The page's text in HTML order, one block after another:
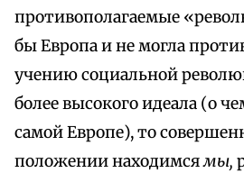
противополагаемые
бы Европа и не могла
учению социальной
более высокого идеала (о
самой Европе), то
положении находимсямы,